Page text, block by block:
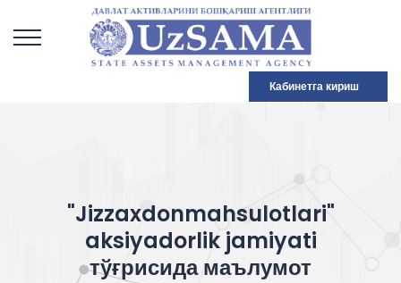
Кабинетга кириш
"Jizzaxdonmahsulotlari"
aksiyadorlik jamiyati
тўғрисида маълумот